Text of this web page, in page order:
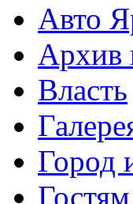
Авто
Архив
Власть
Город